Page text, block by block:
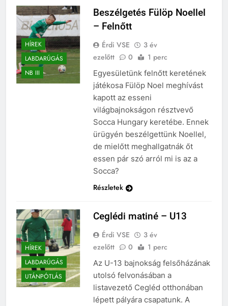
HÍREK
LABDARÚGÁS
NB III
Beszélgetés Fülöp Noellel
– Felnőtt
Érdi VSE
3 év
ezelőtt
0 1 perc
Egyesületünk felnőtt keretének
játékosa Fülöp Noel meghívást
kapott az esseni
világbajnokságon résztvevő
Socca Hungary keretébe. Ennek
ürügyén beszélgettünk Noellel,
de mielőtt meghallgatnák őt
essen pár szó arról mi is az a
Socca?
Részletek
HÍREK
LABDARÚGÁS
UTÁNPÓTLÁS
Ceglédi matiné – U13
Érdi VSE
3 év
ezelőtt
0 1 perc
Az U-13 bajnokság felsőházának
utolsó felvonásában a
listavezető Cegléd otthonában
lépett pályára csapatunk. A